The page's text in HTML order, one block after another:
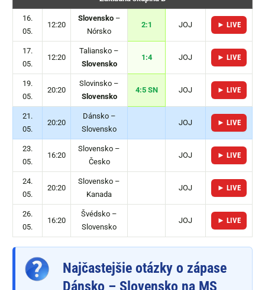
16.
05.
12:20
Slovensko–
Nórsko
2:1 JOJ ► LIVE
17.
05.
12:20
Taliansko –
Slovensko
1:4 JOJ ► LIVE
19.
05.
20:20
Slovinsko –
Slovensko
4:5 SN JOJ ► LIVE
21.
05.
20:20
Dánsko –
Slovensko
JOJ ► LIVE
23.
05.
16:20
Slovensko –
Česko
JOJ ► LIVE
24.
05.
20:20
Slovensko –
Kanada
JOJ ► LIVE
26.
05.
16:20
Švédsko –
Slovensko
JOJ ► LIVE
Najčastejšie otázky o zápase
Dánsko – Slovensko na MS